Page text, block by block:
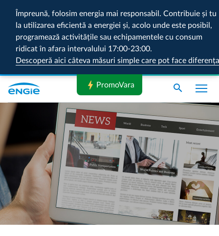
Împreună, folosim energia mai responsabil. Contribuie și tu
la utilizarea eficientă a energiei și, acolo unde este posibil,
programează activitățile sau echipamentele cu consum
ridicat în afara intervalului 17:00-23:00.
Descoperă aici câteva măsuri simple care pot face diferența
search
bolt PromoVara